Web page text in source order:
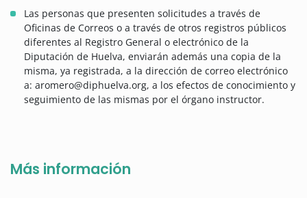
Las personas que presenten solicitudes a través de
Oficinas de Correos o a través de otros registros públicos
diferentes al Registro General o electrónico de la
Diputación de Huelva, enviarán además una copia de la
misma, ya registrada, a la dirección de correo electrónico
a: aromero@diphuelva.org, a los efectos de conocimiento y
seguimiento de las mismas por el órgano instructor.
Más información